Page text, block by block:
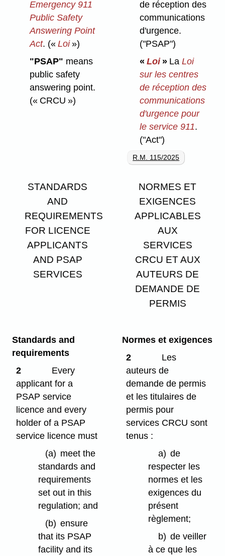
Emergency 911
Public Safety
Answering Point
Act. (« Loi»)
"PSAP" means
public safety
answering point.
(« CRCU »)
de réception des
communications
d'urgence.
("PSAP")
« Loi» La Loi
sur les centres
de réception des
communications
d'urgence pour
le service 911.
("Act")
R.M. 115/2025
STANDARDS
AND
REQUIREMENTS
FOR LICENCE
APPLICANTS
AND PSAP
SERVICES
NORMES ET
EXIGENCES
APPLICABLES
AUX
SERVICES
CRCU ET AUX
AUTEURS DE
DEMANDE DE
PERMIS
Standards and
requirements
2
Every
applicant for a
PSAP service
licence and every
holder of a PSAP
service licence must
(a) meet the
standards and
requirements
set out in this
regulation; and
(b) ensure
that its PSAP
facility and its
Normes et exigences
2
Les
auteurs de
demande de permis
et les titulaires de
permis pour
services CRCU sont
tenus :
a) de
respecter les
normes et les
exigences du
présent
règlement;
b) de veiller
à ce que les